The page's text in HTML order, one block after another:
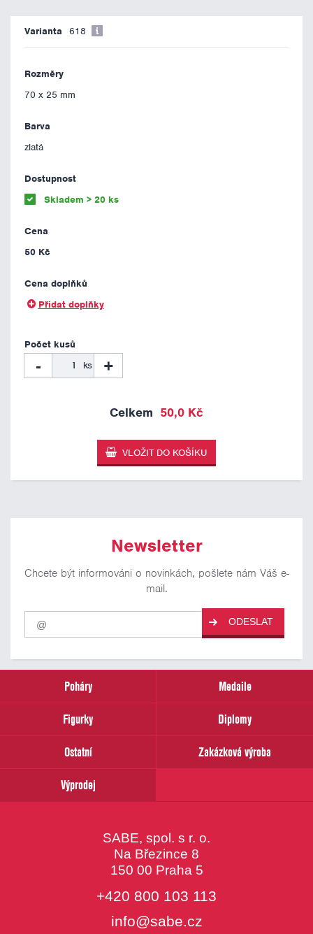
618
70 x 25 mm
zlatá
Skladem > 20 ks
50 Kč
Přidat doplňky
- ks +
50,0 Kč
Newsletter
Chcete být informováni o novinkách, pošlete nám Váš e-
mail.
Pro
odběr
našich
email
ODESLAT
Poháry
Medaile
Figurky
Diplomy
Ostatní
Zakázková výroba
Výprodej
SABE, spol. s r. o.
Na Březince 8
150 00 Praha 5
+420 800 103 113
info@sabe.cz